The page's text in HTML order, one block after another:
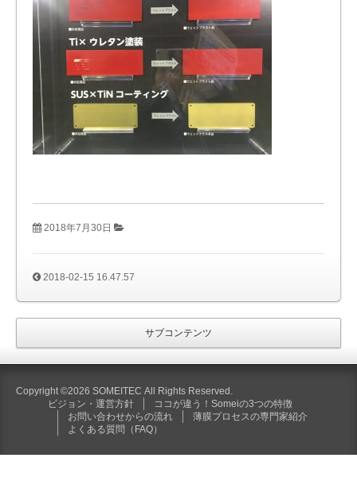
2018年7月30日
2018-02-15 16.47.57
サブコンテンツ
Copyright ©2026 SOMEITEC All Rights Reserved.
ビジョン・運営方針
ココが違う！Someiの3つの特徴
お問い合わせからの流れ
薄膜プロセスの専門家紹介
よくある質問（FAQ）